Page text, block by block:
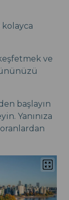
ve
başlayın
Yanınıza